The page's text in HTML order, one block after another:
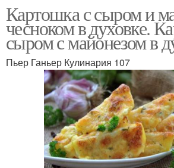
Картошка с сыром и
чесноком в духовке.
сыром с майонезом в
Пьер Ганьер Кулинария 107